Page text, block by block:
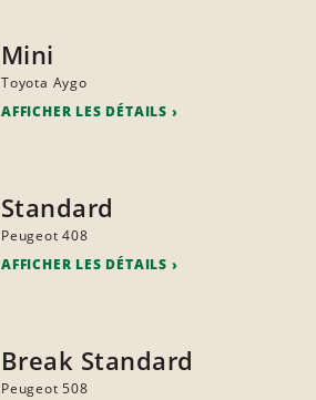
Mini
Toyota Aygo
AFFICHER LES DÉTAILS
Standard
Peugeot 408
AFFICHER LES DÉTAILS
Break Standard
Peugeot 508